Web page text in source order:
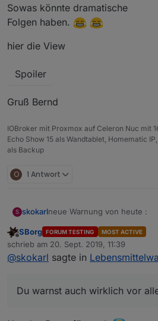
Sowas könnte dramatische
Folgen haben.
hier die View
Spoiler
Gruß Bernd
IOBroker mit Proxmox auf Celeron Nuc mit
Echo Show 15 als Wandtablet, Homematic
als Backup
O 1 Antwort
S skokarlneue Warnung von heute :
Potenzpaste ?
Du warnst auch wirklich vor
Offline
SBorg FORUM TESTING MOST ACTIVE
schrieb am 20. Sept. 2019, 11:39
zuletzt editiert von
@skokarl sagte in
Du warnst auch wirklich vor